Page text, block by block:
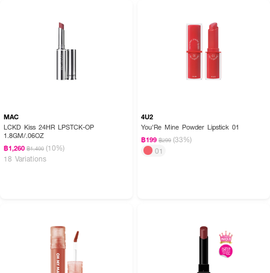
MAC
LCKD Kiss 24HR LPSTCK-OP
1.8GM/.06OZ
฿1,260 ฿1,400 (10%)
18 Variations
4U2
You'Re Mine Powder Lipstick 01
฿199 ฿299 (33%)
01